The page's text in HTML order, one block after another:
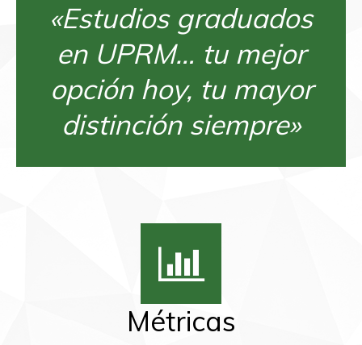
«Estudios graduados
en UPRM… tu mejor
opción hoy, tu mayor
distinción siempre»
Métricas